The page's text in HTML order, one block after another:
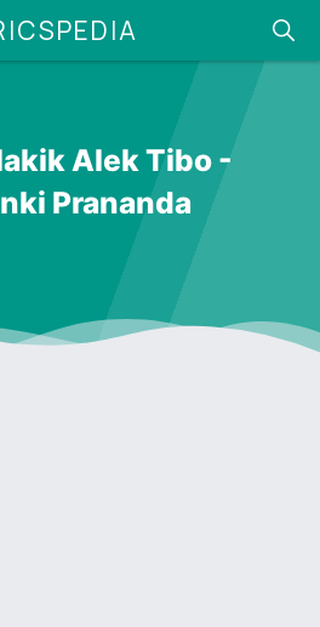
Alek Tibo -
Prananda